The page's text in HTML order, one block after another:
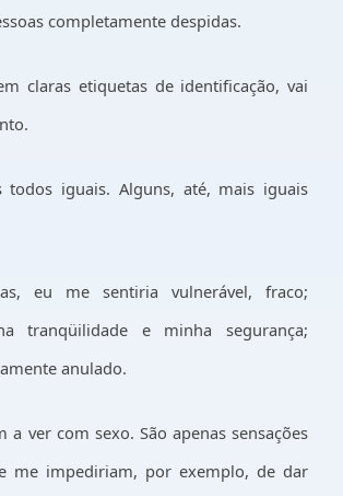
completamente despidas.
claras etiquetas de identificação, vai
todos iguais. Alguns, até, mais iguais
eu me sentiria vulnerável, fraco;
tranqüilidade e minha segurança;
anulado.
a ver com sexo. São apenas sensações
me impediriam, por exemplo, de dar